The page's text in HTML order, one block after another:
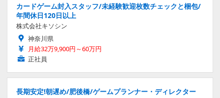
カードゲーム封入スタッフ/未経験歓迎枚数チェックと梱包/
年間休日120日以上
株式会社キソシン
神奈川県
月給32万9,900円～60万円
正社員
長期安定!朝遅め/肥後橋/ゲームプランナー・ディレクター